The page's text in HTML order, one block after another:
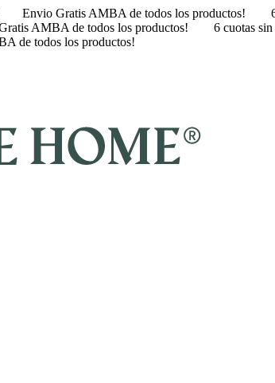
Envio Gratis AMBA de todos los productos!
AMBA de todos los productos! 6 cuotas
de todos los productos!